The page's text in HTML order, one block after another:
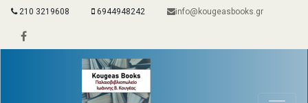
210 3219608 6944948242 info@kougeasbooks.gr